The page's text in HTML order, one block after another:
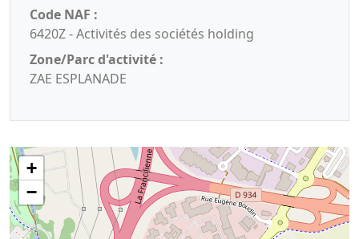
Code NAF :
6420Z - Activités des sociétés holding
Zone/Parc d'activité :
ZAE ESPLANADE
+
−